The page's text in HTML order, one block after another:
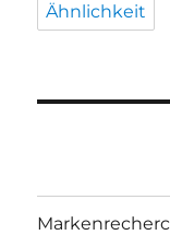
Ähnlichkeit